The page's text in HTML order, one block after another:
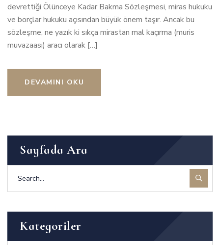
devrettiği Ölünceye Kadar Bakma Sözleşmesi, miras hukuku
ve borçlar hukuku açısından büyük önem taşır. Ancak bu
sözleşme, ne yazık ki sıkça mirastan mal kaçırma (muris
muvazaası) aracı olarak […]
DEVAMINI OKU
Sayfada Ara
Kategoriler